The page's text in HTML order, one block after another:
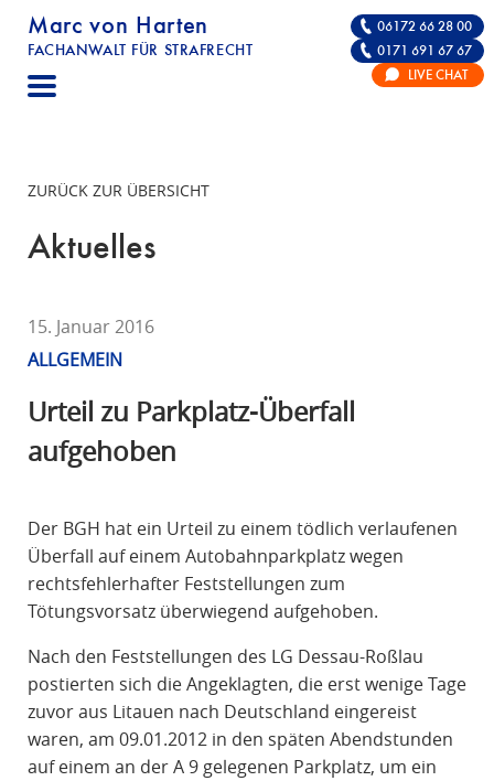
Marc von Harten
FACHANWALT FÜR STRAFRECHT
STRAFRECHT | RECHTSANWALT FÜR DIE
06172 66 28 00
0171 691 67 67
LIVE CHAT
ZURÜCK ZUR ÜBERSICHT
Aktuelles
15. Januar 2016
ALLGEMEIN
Urteil zu Parkplatz-Überfall
aufgehoben
Der BGH hat ein Urteil zu einem tödlich verlaufenen
Überfall auf einem Autobahnparkplatz wegen
rechtsfehlerhafter Feststellungen zum
Tötungsvorsatz überwiegend aufgehoben.
Nach den Feststellungen des LG Dessau-Roßlau
postierten sich die Angeklagten, die erst wenige Tage
zuvor aus Litauen nach Deutschland eingereist
waren, am 09.01.2012 in den späten Abendstunden
auf einem an der A 9 gelegenen Parkplatz, um ein